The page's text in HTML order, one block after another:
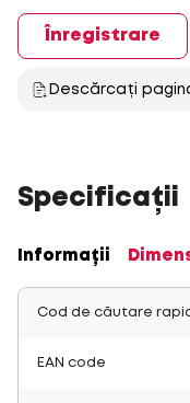
Înregistrare
Descărcați
Specificații
Informații
Cod de căutare
EAN code